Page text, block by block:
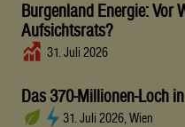
Burgenland Energie: Vor
Aufsichtsrats?
31. Juli 2026
Das 370-Millionen-Loch
31. Juli 2026, Wien